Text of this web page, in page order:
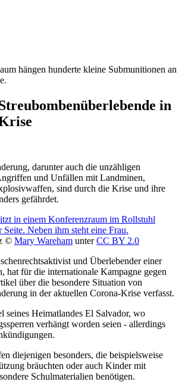
in
darunter auch die unzähligen
und Unfällen mit Landminen,
sind durch die Krise und ihre
gefährdet.
© Mary Wareham unterCC BY 2.0
und Überlebender einer
hat für die internationale Kampagne gegen
über die besondere Situation von
in der aktuellen Corona-Krise verfasst.
seines Heimatlandes El Salvador, wo
verhängt worden seien - allerdings
diejenigen besonders, die beispielsweise
bräuchten oder auch Kinder mit
Schulmaterialien benötigen.